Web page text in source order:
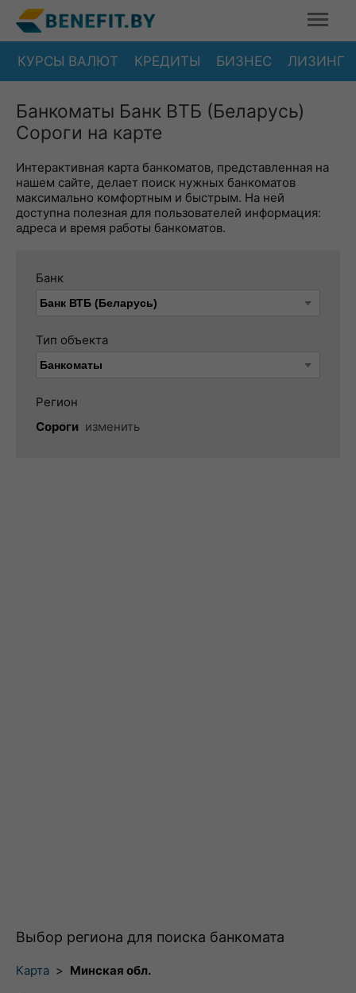
КУРСЫ ВАЛЮТ КРЕДИТЫ БИЗНЕС ЛИЗИНГ
Банкоматы Банк ВТБ (Беларусь)
Сороги на карте
Интерактивная карта банкоматов, представленная на
нашем сайте, делает поиск нужных банкоматов
максимально комфортным и быстрым. На ней
доступна полезная для пользователей информация:
адреса и время работы банкоматов.
Банк
Тип объекта
Регион
Сороги изменить
Выбор региона для поиска банкомата
Карта > Минская обл.